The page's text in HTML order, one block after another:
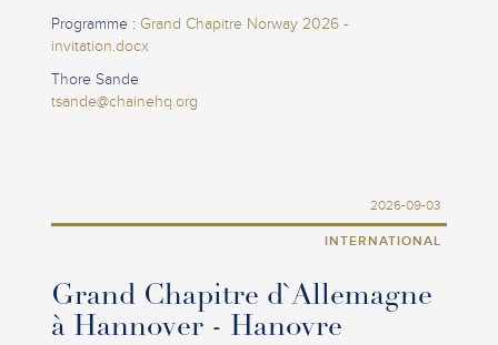
Programme :Grand Chapitre Norway 2026 -
invitation.docx
Thore Sande
tsande@chainehq.org
2026-09-03
INTERNATIONAL
Grand Chapitre d`Allemagne
à Hannover - Hanovre